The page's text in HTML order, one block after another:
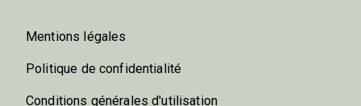
Mentions légales
Politique de confidentialité
Conditions générales d'utilisation